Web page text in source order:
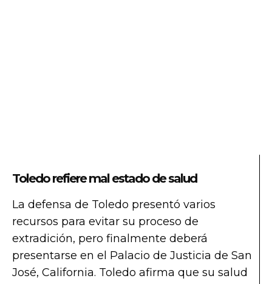
Toledo refiere mal estado de salud
La defensa de Toledo presentó varios
recursos para evitar su proceso de
extradición, pero finalmente deberá
presentarse en el Palacio de Justicia de San
José, California. Toledo afirma que su salud